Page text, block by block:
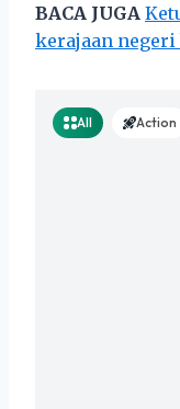
BACA JUGA
kerajaan